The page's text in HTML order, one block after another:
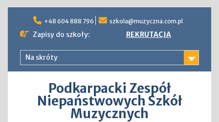
content
+48 604 888 796 szkola@muzyczna.com.pl
Zapisy do szkoły: REKRUTACJA
Na skróty
Podkarpacki Zespół
Niepaństwowych Szkół
Muzycznych